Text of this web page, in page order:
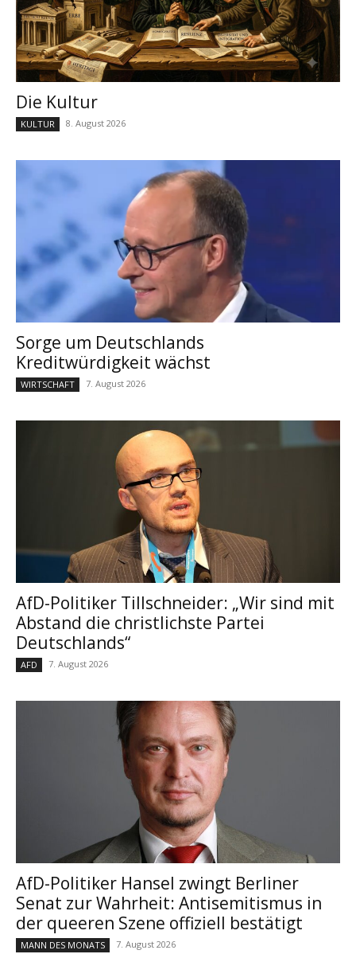
Die Kultur
KULTUR 8. August 2026
Sorge um Deutschlands
Kreditwürdigkeit wächst
WIRTSCHAFT 7. August 2026
AfD-Politiker Tillschneider: „Wir sind mit
Abstand die christlichste Partei
Deutschlands“
AFD 7. August 2026
AfD-Politiker Hansel zwingt Berliner
Senat zur Wahrheit: Antisemitismus in
der queeren Szene offiziell bestätigt
MANN DES MONATS 7. August 2026